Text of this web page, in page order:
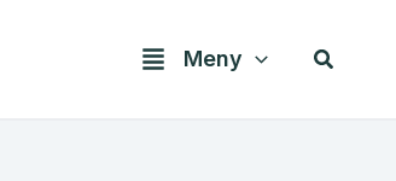
Meny Søk